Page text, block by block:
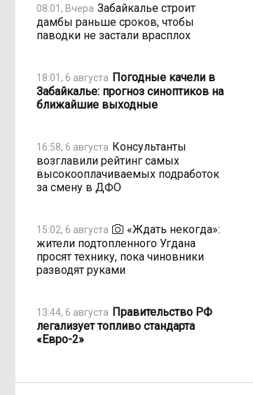
08:01, Вчера Забайкалье строит
дамбы раньше сроков, чтобы
паводки не застали врасплох
18:01, 6 августа Погодные качели в
Забайкалье: прогноз синоптиков на
ближайшие выходные
16:58, 6 августа Консультанты
возглавили рейтинг самых
высокооплачиваемых подработок
за смену в ДФО
15:02, 6 августа
«Ждать некогда»:
жители подтопленного Угдана
просят технику, пока чиновники
разводят руками
13:44, 6 августа Правительство РФ
легализует топливо стандарта
«Евро-2»
12:33, 6 августа Власти: Забайкалье